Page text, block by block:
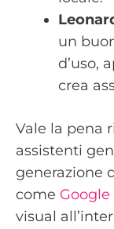
un
d’uso,
crea
Vale la pena
assistenti
generazione
come
visual